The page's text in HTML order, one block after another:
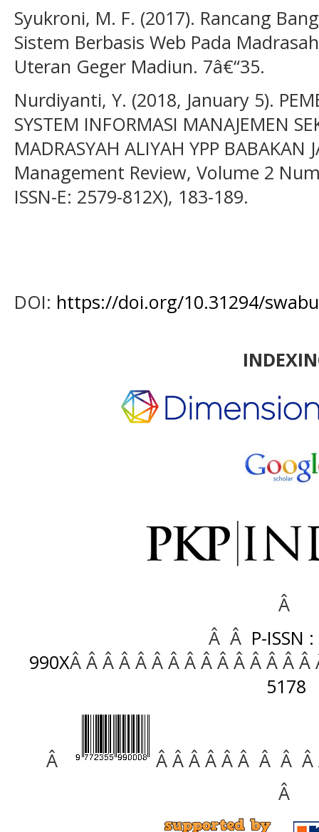
Syukroni, M. F. (2017). Rancang
Sistem Berbasis Web Pada
Uteran Geger Madiun. 7â€“35.
Nurdiyanti, Y. (2018, January 5).
SYSTEM INFORMASI MANAJEMEN
MADRASYAH ALIYAH YPP
Management Review, Volume 2
ISSN-E: 2579-812X), 183-189.
DOI: https://doi.org/10.31294/
Â
Â Â P-ISSN
990XÂ Â Â Â Â Â Â Â Â Â Â Â Â Â
5178
Â
Â Â Â Â Â Â Â Â
Â